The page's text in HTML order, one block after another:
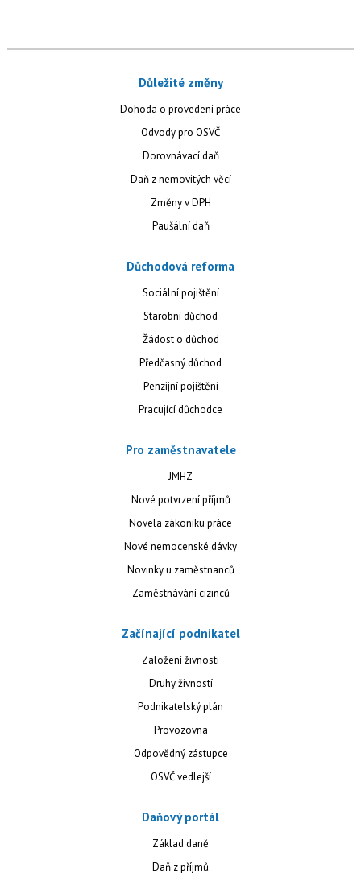
Důležité změny
Dohoda o provedení práce
Odvody pro OSVČ
Dorovnávací daň
Daň z nemovitých věcí
Změny v DPH
Paušální daň
Důchodová reforma
Sociální pojištění
Starobní důchod
Žádost o důchod
Předčasný důchod
Penzijní pojištění
Pracující důchodce
Pro zaměstnavatele
JMHZ
Nové potvrzení příjmů
Novela zákoníku práce
Nové nemocenské dávky
Novinky u zaměstnanců
Zaměstnávání cizinců
Začínající podnikatel
Založení živnosti
Druhy živností
Podnikatelský plán
Provozovna
Odpovědný zástupce
OSVČ vedlejší
Daňový portál
Základ daně
Daň z příjmů